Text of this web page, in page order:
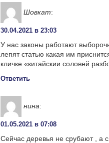
Шовкат:
30.04.2021 в 23:03
У нас законы работают
лепят статью какая им
кличке «китайскии соловей
Ответить
нина:
01.05.2021 в 07:08
Сейчас деревья не срубают , а